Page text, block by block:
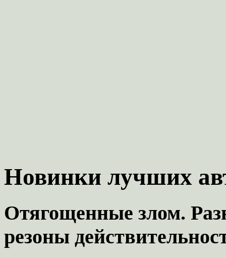
Новинки лучших
Отягощенные злом.
резоны